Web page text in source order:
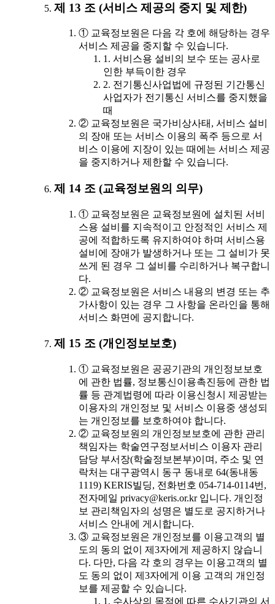
제 13 조 (서비스 제공의 중지 및 제한)
① 교육정보원은 다음 각 호에 해당하는 경우
서비스 제공을 중지할 수 있습니다.
1. 서비스용 설비의 보수 또는 공사로
인한 부득이한 경우
2. 전기통신사업법에 규정된 기간통신
사업자가 전기통신 서비스를 중지했을
때
② 교육정보원은 국가비상사태, 서비스 설비
의 장애 또는 서비스 이용의 폭주 등으로 서
비스 이용에 지장이 있는 때에는 서비스 제공
을 중지하거나 제한할 수 있습니다.
제 14 조 (교육정보원의 의무)
① 교육정보원은 교육정보원에 설치된 서비
스용 설비를 지속적이고 안정적인 서비스 제
공에 적합하도록 유지하여야 하며 서비스용
설비에 장애가 발생하거나 또는 그 설비가 못
쓰게 된 경우 그 설비를 수리하거나 복구합니
다.
② 교육정보원은 서비스 내용의 변경 또는 추
가사항이 있는 경우 그 사항을 온라인을 통해
서비스 화면에 공지합니다.
제 15 조 (개인정보보호)
① 교육정보원은 공공기관의 개인정보보호
에 관한 법률, 정보통신이용촉진등에 관한 법
률 등 관계법령에 따라 이용신청시 제공받는
이용자의 개인정보 및 서비스 이용중 생성되
는 개인정보를 보호하여야 합니다.
② 교육정보원의 개인정보보호에 관한 관리
책임자는 학술연구정보서비스 이용자 관리
담당 부서장(학술정보본부)이며, 주소 및 연
락처는 대구광역시 동구 동내로 64(동내동
1119) KERIS빌딩, 전화번호 054-714-0114번,
전자메일 privacy@keris.or.kr 입니다. 개인정
보 관리책임자의 성명은 별도로 공지하거나
서비스 안내에 게시합니다.
③ 교육정보원은 개인정보를 이용고객의 별
도의 동의 없이 제3자에게 제공하지 않습니
다. 다만, 다음 각 호의 경우는 이용고객의 별
도 동의 없이 제3자에게 이용 고객의 개인정
보를 제공할 수 있습니다.
1. 수사상의 목적에 따른 수사기관의 서